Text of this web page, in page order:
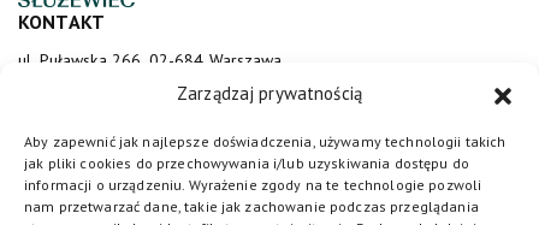
Zarządzaj prywatnością
Aby zapewnić jak najlepsze doświadczenia, używamy technologii takich
jak pliki cookies do przechowywania i/lub uzyskiwania dostępu do
informacji o urządzeniu. Wyrażenie zgody na te technologie pozwoli
nam przetwarzać dane, takie jak zachowanie podczas przeglądania
KONTAKT
ul. Puławska 266, 02-684 Warszawa
sluzewiec@totalizator.pl
KONTAKT DLA MEDIÓW
media@torsluzewiec.pl